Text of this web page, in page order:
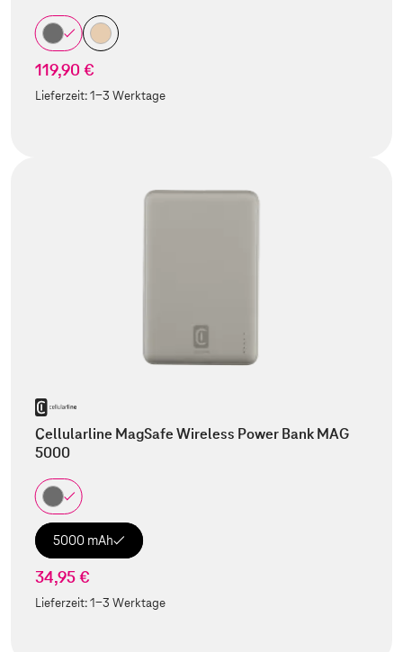
119,90 €
Lieferzeit:1-3 Werktage
Cellularline MagSafe Wireless Power Bank MAG
5000
5000 mAh
34,95 €
Lieferzeit:1-3 Werktage